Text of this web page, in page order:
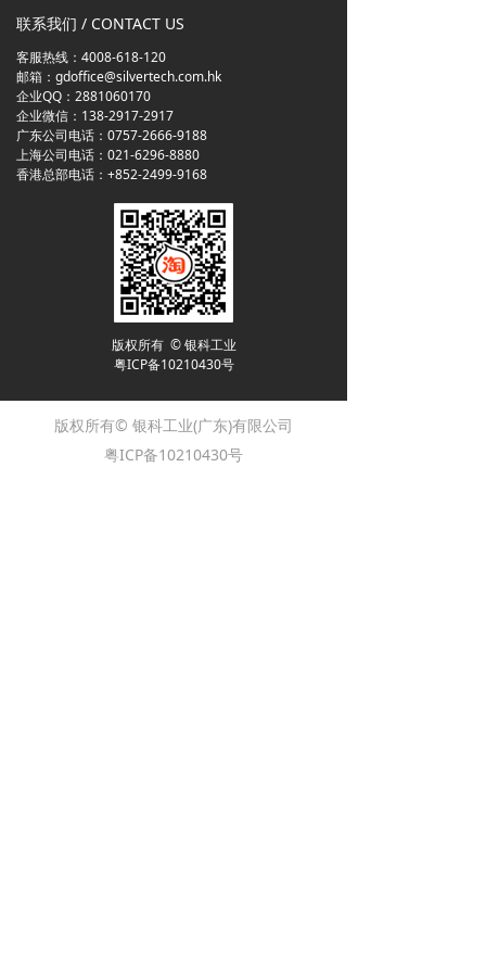
联系我们 / CONTACT US
客服热线：4008-618-120
邮箱：gdoffice@silvertech.com.hk
企业QQ：2881060170
企业微信：138-2917-2917
广东公司电话：0757-2666-9188
上海公司电话：021-6296-8880
香港总部电话：+852-2499-9168
版权所有 © 银科工业
粤ICP备10210430号
版权所有© 银科工业(广东)有限公司
粤ICP备10210430号